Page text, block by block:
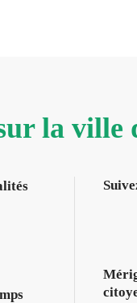
la ville